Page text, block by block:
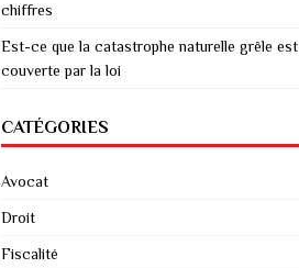
chiffres
Est-ce que la catastrophe naturelle grêle est
couverte par la loi
CATÉGORIES
Avocat
Droit
Fiscalité